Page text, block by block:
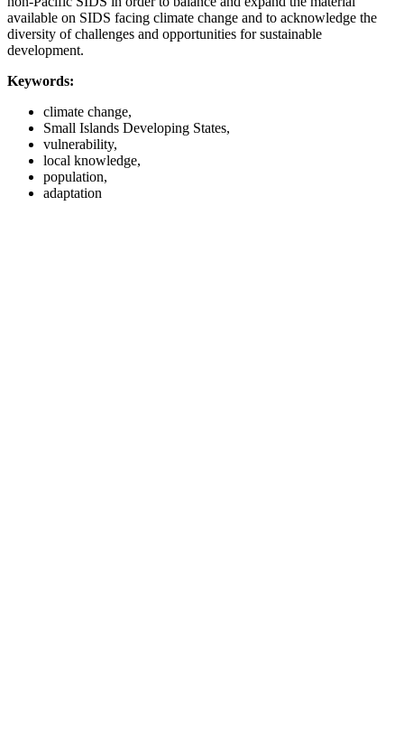
available on SIDS facing climate change and to acknowledge the
diversity of challenges and opportunities for sustainable
development.
Keywords:
climate change,
Small Islands Developing States,
vulnerability,
local knowledge,
population,
adaptation